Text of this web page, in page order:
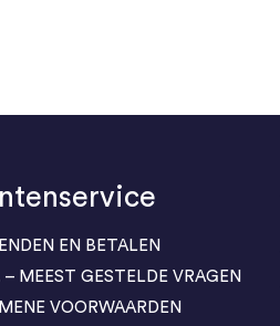
EN BETALEN
– MEEST GESTELDE VRAGEN
VOORWAARDEN